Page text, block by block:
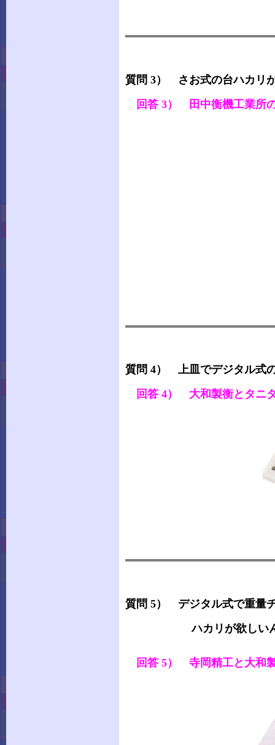
質問 3） さお式の台ハカリ
回答 3） 田中衡機工業所
質問 4） 上皿でデジタル式
回答 4） 大和製衡とタニ
質問 5） デジタル式で重量
ハカリが欲しいんだ
回答 5） 寺岡精工と大和